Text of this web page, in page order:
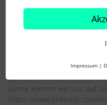
Das mal meine ersten
teilen ja noch mehr Nutzer
Gerne können wir uns auf
https://www.linkedin.com/
Impressum |